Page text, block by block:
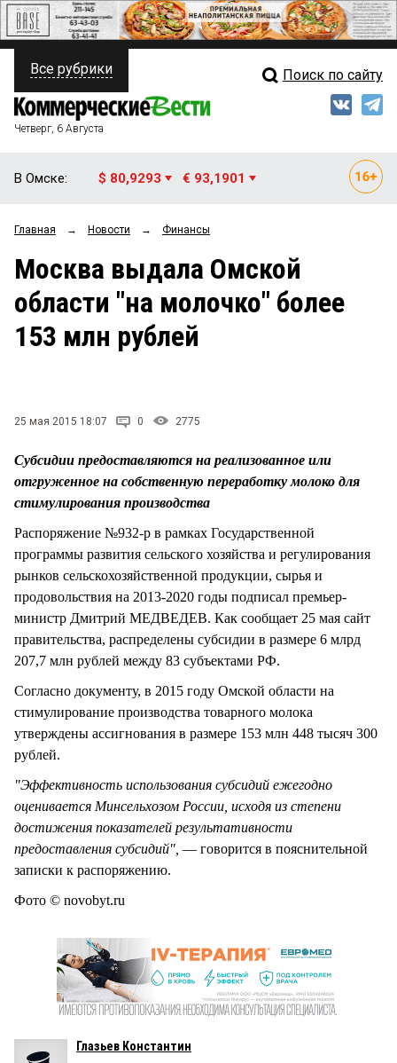
ПОЛИТИКА
ФИНАНСЫ
ОБЩЕСТВО
ЗАКОН
Свежий выпуск
Рейтинги
Блоги
Все рубрики Поиск по сайту
Четверг, 6 Августа
В Омске: $ 80,9293 € 93,1901
Главная → Новости → Финансы
Москва выдала Омской
области "на молочко" более
153 млн рублей
25 мая 2015 18:07 0 2775
Субсидии предоставляются на реализованное или
отгруженное на собственную переработку молоко для
стимулирования производства
Распоряжение №932-р в рамках Государственной
программы развития сельского хозяйства и регулирования
рынков сельскохозяйственной продукции, сырья и
продовольствия на 2013-2020 годы подписал премьер-
министр Дмитрий МЕДВЕДЕВ. Как сообщает 25 мая сайт
правительства, распределены субсидии в размере 6 млрд
207,7 млн рублей между 83 субъектами РФ.
Согласно документу, в 2015 году Омской области на
стимулирование производства товарного молока
утверждены ассигнования в размере 153 млн 448 тысяч 300
рублей.
"Эффективность использования субсидий ежегодно
оценивается Минсельхозом России, исходя из степени
достижения показателей результативности
предоставления субсидий", — говорится в пояснительной
записки к распоряжению.
Фото © novobyt.ru
Глазьев Константин